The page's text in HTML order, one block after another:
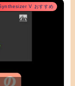
V おすすめ